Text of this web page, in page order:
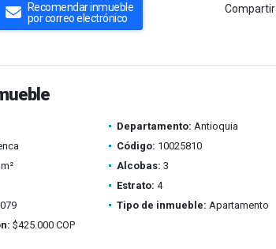
Recomendar inmueble
por correo electrónico
Compartir
Departamento: Antioquia
Código: 10025810
Alcobas: 3
Estrato: 4
Tipo de inmueble: Apartamento
$425.000 COP